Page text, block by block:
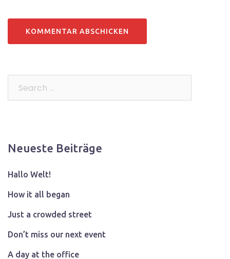
Neueste Beiträge
Hallo Welt!
How it all began
Just a crowded street
Don’t miss our next event
A day at the office